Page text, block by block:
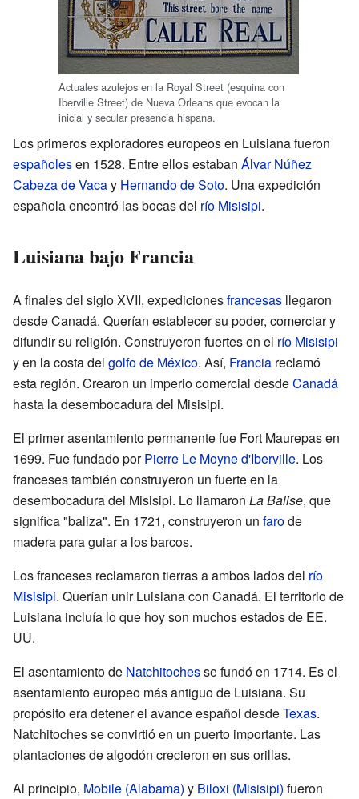
Actuales azulejos en la Royal Street (esquina con
Iberville Street) de Nueva Orleans que evocan la
inicial y secular presencia hispana.
Los primeros exploradores europeos en Luisiana fueron
españolesen 1528. Entre ellos estaban Álvar Núñez
Cabeza de Vacay Hernando de Soto. Una expedición
española encontró las bocas del río Misisipi.
Luisiana bajo Francia
A finales del siglo XVII, expedicionesfrancesas llegaron
desde Canadá. Querían establecer su poder, comerciar y
difundir su religión. Construyeron fuertes en el río Misisipi
y en la costa del golfo de México. Así, Francia reclamó
esta región. Crearon un imperio comercial desdeCanadá
hasta la desembocadura del Misisipi.
El primer asentamiento permanente fue Fort Maurepas en
1699. Fue fundado porPierre Le Moyne d'Iberville. Los
franceses también construyeron un fuerte en la
desembocadura del Misisipi. Lo llamaron La Balise, que
significa "baliza". En 1721, construyeron un farode
madera para guiar a los barcos.
Los franceses reclamaron tierras a ambos lados del río
Misisipi. Querían unir Luisiana con Canadá. El territorio de
Luisiana incluía lo que hoy son muchos estados de EE.
UU.
El asentamiento de Natchitochesse fundó en 1714. Es el
asentamiento europeo más antiguo de Luisiana. Su
propósito era detener el avance español desdeTexas.
Natchitoches se convirtió en un puerto importante. Las
plantaciones de algodón crecieron en sus orillas.
Al principio, Mobile (Alabama) y Biloxi (Misisipi) fueron